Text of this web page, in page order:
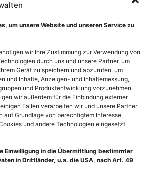
um unsere Website und unseren Service zu
wir Ihre Zustimmung zur Verwendung von
durch uns und unsere Partner, um
Gerät zu speichern und abzurufen, um
und Inhalte, Anzeigen- und Inhaltemessung,
und Produktentwicklung vorzunehmen.
wir außerdem für die Einbindung externer
Fällen verarbeiten wir und unsere Partner
auf Grundlage von berechtigtem Interesse.
und andere Technologien eingesetzt
Einwilligung in die Übermittlung bestimmter
in Drittländer, u.a. die USA, nach Art. 49